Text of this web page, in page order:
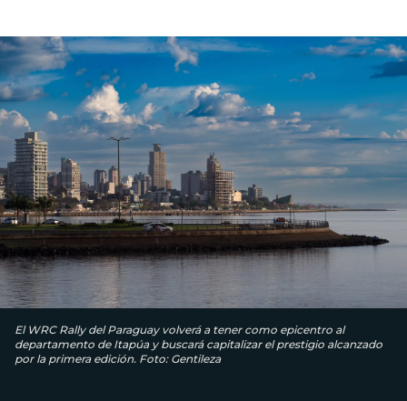
El WRC Rally del Paraguay volverá a tener como epicentro al
departamento de Itapúa y buscará capitalizar el prestigio alcanzado
por la primera edición. Foto: Gentileza